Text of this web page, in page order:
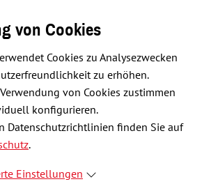
von Cookies
Cookies zu Analysezwecken
zu erhöhen.
von Cookies zustimmen
konfigurieren.
Datenschutzrichtlinien finden Sie auf
.
Einstellungen